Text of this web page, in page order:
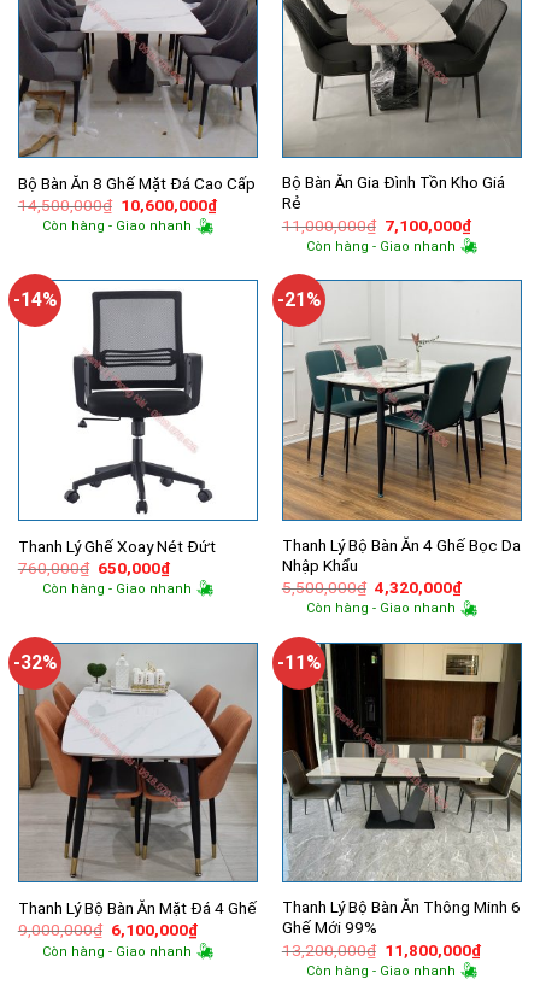
Bộ Bàn Ăn 8 Ghế Mặt Đá Cao Cấp
14,500,000₫ Giá
gốc
là:
10,600,000₫Giá
hiện
Còn hàng - Giao nhanh
Bộ Bàn Ăn Gia Đình Tồn Kho Giá
Rẻ
11,000,000₫ Giá
gốc
là:
7,100,000₫Giá
hiện
tại
Còn hàng - Giao nhanh
-14%
Thanh Lý Ghế Xoay Nét Đứt
760,000₫ Giá
gốc
là:
650,000₫Giá
hiện
tại
Còn hàng - Giao nhanh
-21%
Thanh Lý Bộ Bàn Ăn 4 Ghế Bọc Da
Nhập Khẩu
5,500,000₫ Giá
gốc
là:
4,320,000₫Giá
hiện
tại
Còn hàng - Giao nhanh
-32%
Thanh Lý Bộ Bàn Ăn Mặt Đá 4 Ghế
9,000,000₫ Giá
gốc
là:
6,100,000₫Giá
hiện
tại
Còn hàng - Giao nhanh
-11%
Thanh Lý Bộ Bàn Ăn Thông Minh 6
Ghế Mới 99%
13,200,000₫ Giá
gốc
là:
11,800,000₫Giá
hiện
Còn hàng - Giao nhanh